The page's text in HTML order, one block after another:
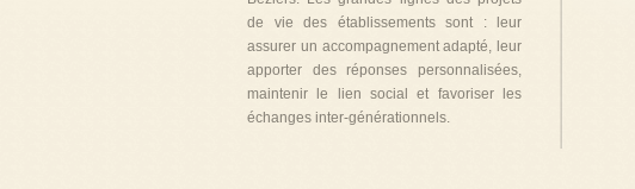
de vie des établissements sont : leur
assurer un accompagnement adapté, leur
apporter des réponses personnalisées,
maintenir le lien social et favoriser les
échanges inter-générationnels.